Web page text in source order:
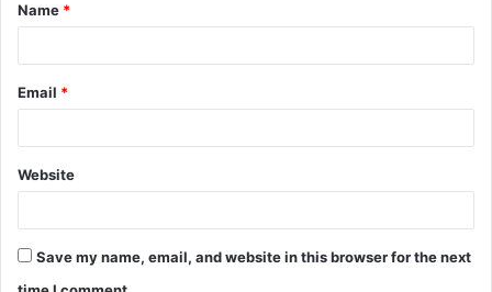
*
Name *
Email *
Website
Save my name, email, and website in this browser for the next